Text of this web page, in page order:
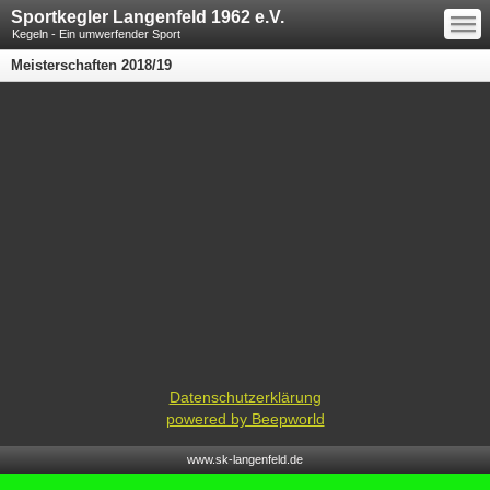
Sportkegler Langenfeld 1962 e.V.
Kegeln - Ein umwerfender Sport
—
—
—
Meisterschaften 2018/19
Datenschutzerklärung
powered by Beepworld
www.sk-langenfeld.de